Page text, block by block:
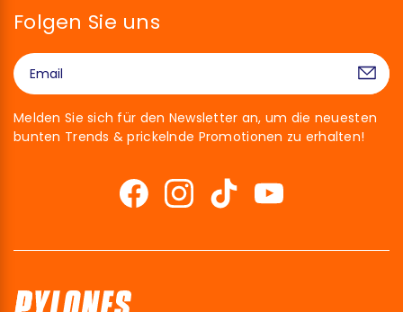
Folgen Sie uns
Melden Sie sich für den Newsletter an, um die neuesten
bunten Trends & prickelnde Promotionen zu erhalten!
Hallo!